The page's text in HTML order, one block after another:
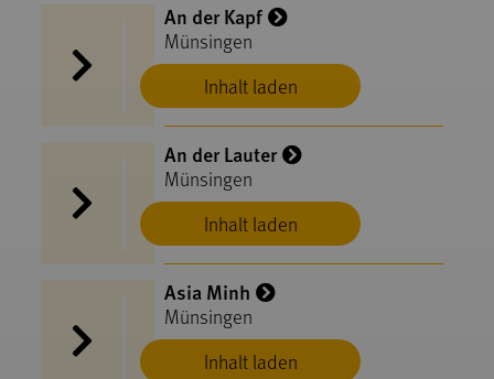
Inhalt laden
An der Kapf
Münsingen
Inhalt laden
An der Lauter
Münsingen
Inhalt laden
Asia Minh
Münsingen